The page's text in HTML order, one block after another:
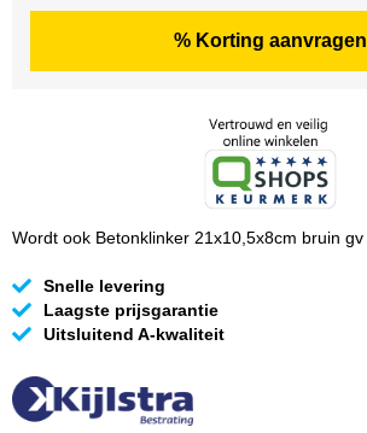
% Korting aanvragen
Wordt ook Betonklinker 21x10,5x8cm bruin gv
Snelle levering
Laagste prijsgarantie
Uitsluitend A-kwaliteit